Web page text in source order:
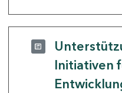
Initiativen